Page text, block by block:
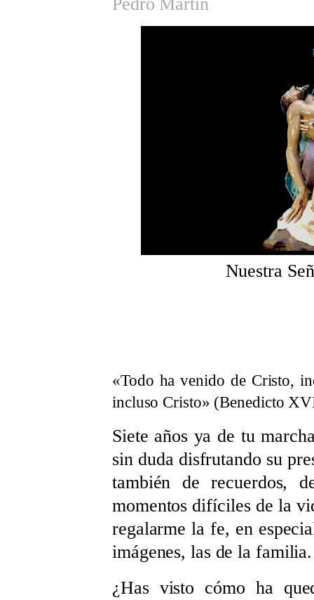
Nuestra
«Todo ha venido de Cristo,
incluso Cristo» (Benedicto
Siete años ya de tu
sin duda disfrutando su
también de recuerdos,
momentos difíciles de la
regalarme la fe, en
imágenes, las de la familia.
¿Has visto cómo ha